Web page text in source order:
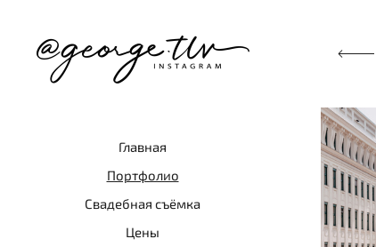
Главная
Портфолио
Свадебная съёмка
Цены